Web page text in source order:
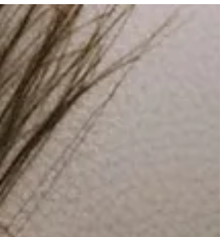
さんのメイクをUDAが担当しています。 ぜひこ
らからご覧下さい。 #2「いろんなことを経験し
て、憧れていた『かっこいい』がなじんできた」
梨花が語る【老いと服】
https://otonamuse.jp/fashion/217894/ #1 も同じく担
しました。 「どこに美しさを見つけるかは、人そ
れぞれ」モデル・梨花が語る【老いについて】新
連載 https://otonamuse.jp/lifestyle/211627/